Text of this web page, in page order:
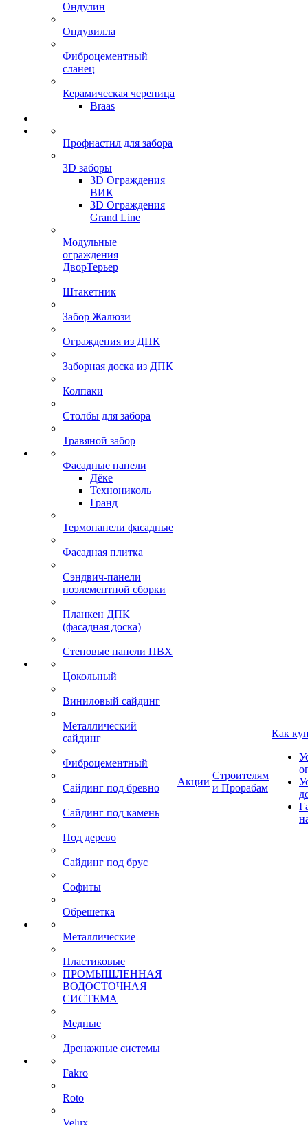
Ондулин
Ондувилла
Фиброцементный
сланец
Керамическая черепица
Braas
Профнастил для забора
3D заборы
3D Ограждения
ВИК
3D Ограждения
Grand Line
Модульные
ограждения
ДворТерьер
Штакетник
Забор Жалюзи
Ограждения из ДПК
Заборная доска из ДПК
Колпаки
Столбы для забора
Травяной забор
Фасадные панели
Дёке
Технониколь
Гранд
Термопанели фасадные
Фасадная плитка
Сэндвич-панели
поэлементной сборки
Планкен ДПК
(фасадная доска)
Стеновые панели ПВХ
Цокольный
Виниловый сайдинг
Металлический
сайдинг
Фиброцементный
Сайдинг под бревно
Сайдинг под камень
Под дерево
Сайдинг под брус
Софиты
Обрешетка
Металлические
Пластиковые
ПРОМЫШЛЕННАЯ
ВОДОСТОЧНАЯ
СИСТЕМА
Медные
Дренажные системы
Fakro
Roto
Velux
Акции
Строителям
и Прорабам
Как